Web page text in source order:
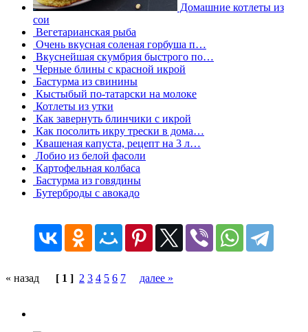
Домашние котлеты из
сои
Вегетарианская рыба
Очень вкусная соленая горбуша п…
Вкуснейшая скумбрия быстрого по…
Черные блины с красной икрой
Бастурма из свинины
Кыстыбый по-татарски на молоке
Котлеты из утки
Как завернуть блинчики с икрой
Как посолить икру трески в дома…
Квашеная капуста, рецепт на 3 л…
Лобио из белой фасоли
Картофельная колбаса
Бастурма из говядины
Бутерброды с авокадо
« назад [ 1 ] 2 3 4 5 6 7 далее »